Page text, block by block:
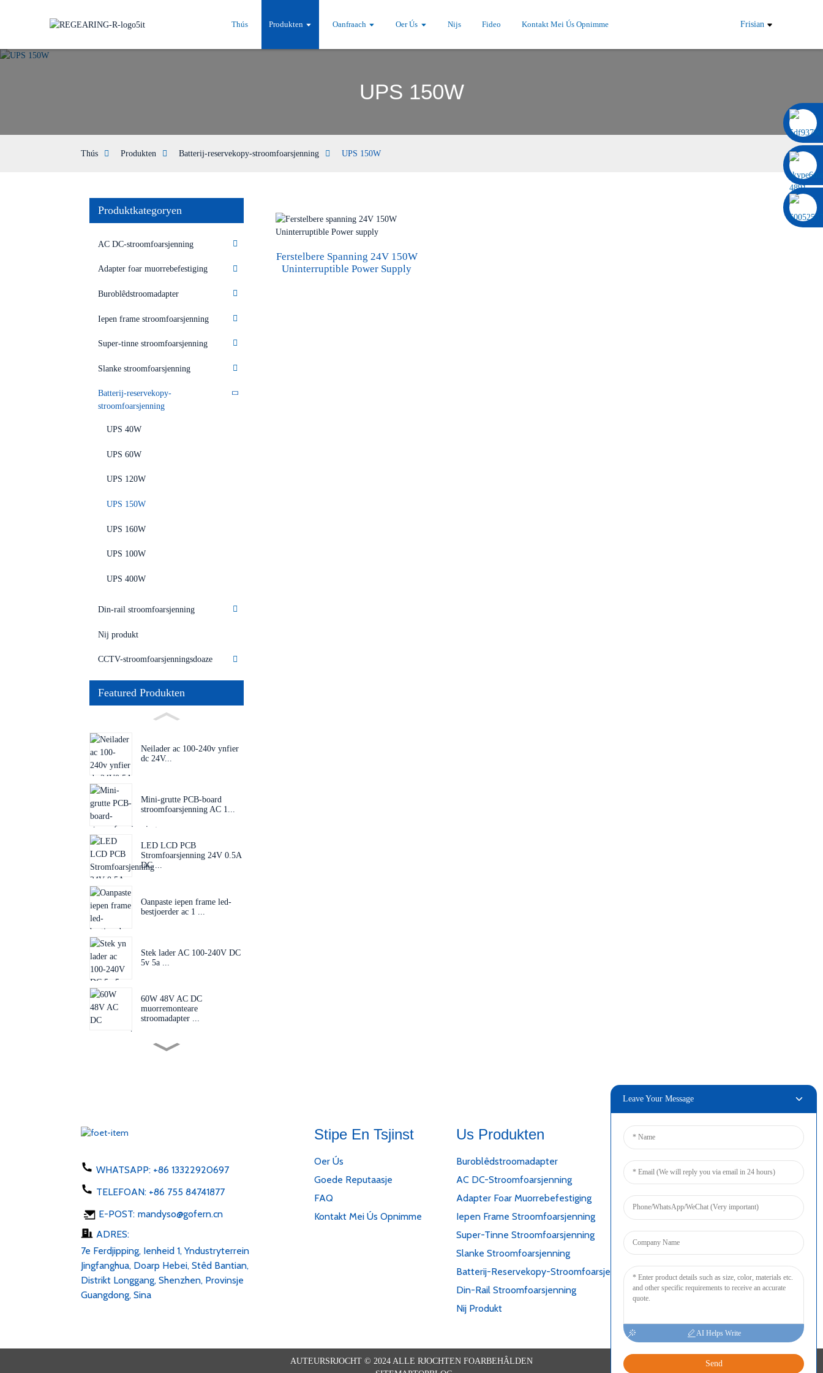
Thús Produkten Oanfraach Oer Ús Nijs Fideo Kontakt Mei Ús Opnimme Frisian
UPS 150W
Thús Produkten Batterij-reservekopy-stroomfoarsjenning UPS 150W
Produktkategoryen
AC DC-stroomfoarsjenning
Adapter foar muorrebefestiging
Buroblêdstroomadapter
Iepen frame stroomfoarsjenning
Super-tinne stroomfoarsjenning
Slanke stroomfoarsjenning
Batterij-reservekopy-
stroomfoarsjenning
UPS 40W
UPS 60W
UPS 120W
UPS 150W
UPS 160W
UPS 100W
UPS 400W
Din-rail stroomfoarsjenning
Nij produkt
CCTV-stroomfoarsjenningsdoaze
Featured Produkten
Neilader ac 100-240v ynfier
dc 24V...
Mini-grutte PCB-board
stroomfoarsjenning AC 1...
LED LCD PCB
Stromfoarsjenning 24V 0.5A
DC ...
Oanpaste iepen frame led-
bestjoerder ac 1 ...
Stek lader AC 100-240V DC
5v 5a ...
60W 48V AC DC
muorremonteare
stroomadapter ...
USB ac 100-24...
LED-strip 6v 12v 24v AC
100-240V DC 1...
Ferstelbere Spanning 24V 150W
Uninterruptible Power Supply
WHATSAPP: +86 13322920697
TELEFOAN: +86 755 84741877
E-POST: mandyso@gofern.cn
ADRES:
7e Ferdjipping, Ienheid 1, Yndustryterrein
Jingfanghua, Doarp Hebei, Stêd Bantian,
Distrikt Longgang, Shenzhen, Provinsje
Guangdong, Sina
Stipe En Tsjinst
Oer Ús
Goede Reputaasje
FAQ
Kontakt Mei Ús Opnimme
Us Produkten
Buroblêdstroomadapter
AC DC-Stroomfoarsjenning
Adapter Foar Muorrebefestiging
Iepen Frame Stroomfoarsjenning
Super-Tinne Stroomfoarsjenning
Slanke Stroomfoarsjenning
Batterij-Reservekopy-Stroomfoarsjenning
Din-Rail Stroomfoarsjenning
Nij Produkt
AUTEURSRJOCHT © 2024 ALLE RJOCHTEN FOARBEHÂLDEN
Leave Your Message
AI Helps Write
Send